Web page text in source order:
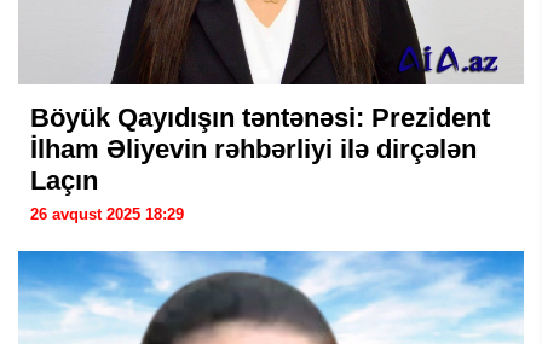
Böyük Qayıdışın təntənəsi: Prezident
İlham Əliyevin rəhbərliyi ilə dirçələn
Laçın
26 avqust 2025 18:29